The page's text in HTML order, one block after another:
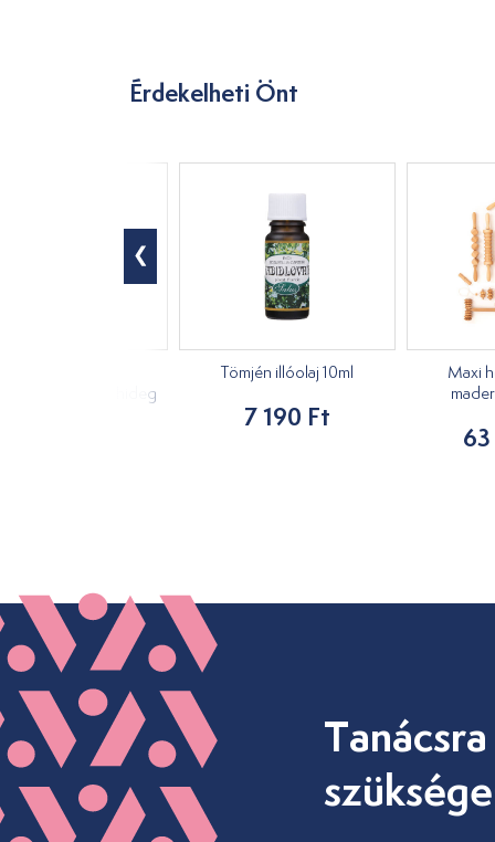
Érdekelheti Önt
Tai yi hideg
Tömjén illóolaj 10ml
7 190 Ft
Maxi